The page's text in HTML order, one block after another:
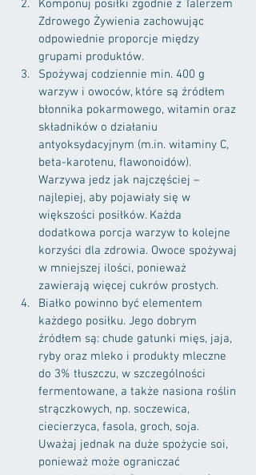
Komponuj posiłki zgodnie z Talerzem
Zdrowego Żywienia zachowując
odpowiednie proporcje między
grupami produktów.
Spożywaj codziennie min. 400 g
warzyw i owoców, które są źródłem
błonnika pokarmowego, witamin oraz
składników o działaniu
antyoksydacyjnym (m.in. witaminy C,
beta-karotenu, flawonoidów).
Warzywa jedz jak najczęściej –
najlepiej, aby pojawiały się w
większości posiłków. Każda
dodatkowa porcja warzyw to kolejne
korzyści dla zdrowia. Owoce spożywaj
w mniejszej ilości, ponieważ
zawierają więcej cukrów prostych.
Białko powinno być elementem
każdego posiłku. Jego dobrym
źródłem są: chude gatunki mięs, jaja,
ryby oraz mleko i produkty mleczne
do 3% tłuszczu, w szczególności
fermentowane, a także nasiona roślin
strączkowych, np. soczewica,
ciecierzyca, fasola, groch, soja.
Uważaj jednak na duże spożycie soi,
ponieważ może ograniczać